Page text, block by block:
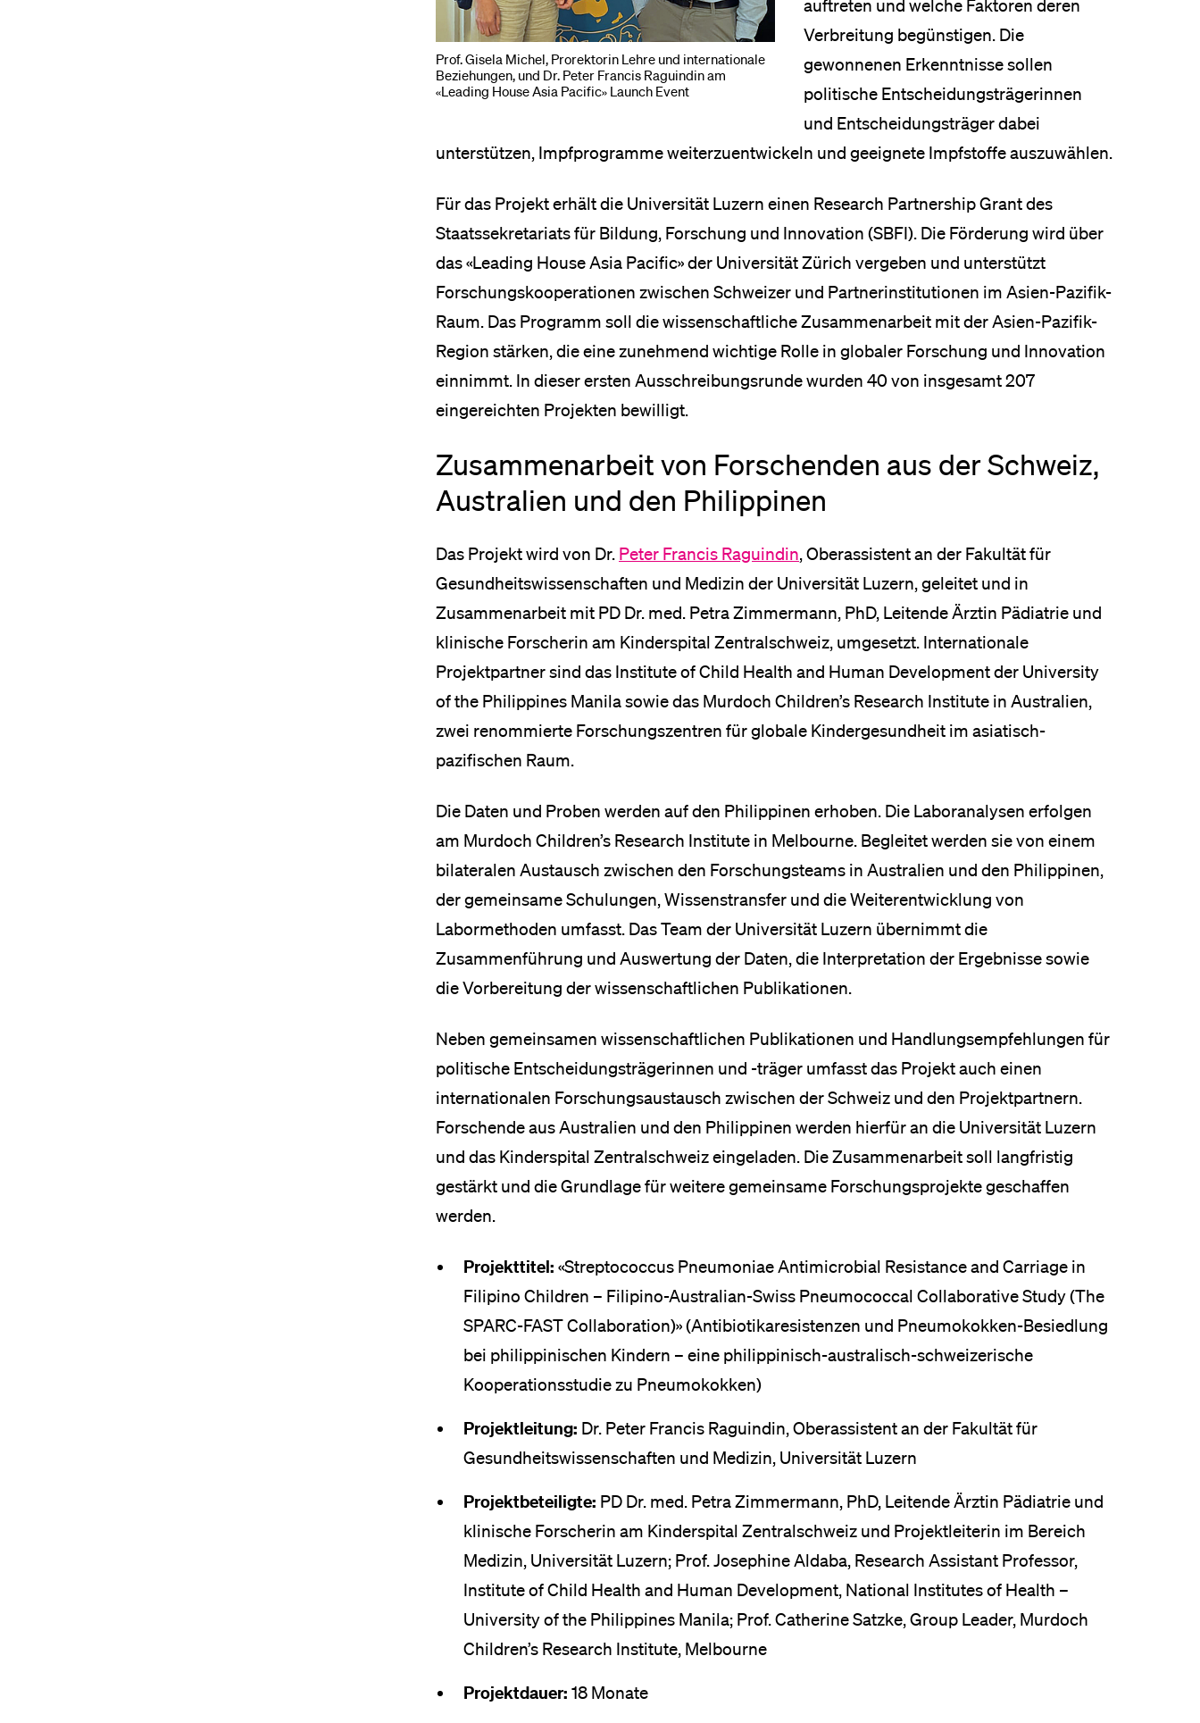
Prof. Gisela Michel, Prorektorin Lehre und internationale
Beziehungen, und Dr. Peter Francis Raguindin am
«Leading House Asia Pacific» Launch Event
auftreten und welche Faktoren deren
Verbreitung begünstigen. Die
gewonnenen Erkenntnisse sollen
politische Entscheidungsträgerinnen
und Entscheidungsträger dabei
unterstützen, Impfprogramme weiterzuentwickeln und geeignete Impfstoffe auszuwählen.
Für das Projekt erhält die Universität Luzern einen Research Partnership Grant des
Staatssekretariats für Bildung, Forschung und Innovation (SBFI). Die Förderung wird über
das «Leading House Asia Pacific» der Universität Zürich vergeben und unterstützt
Forschungskooperationen zwischen Schweizer und Partnerinstitutionen im Asien-Pazifik-
Raum. Das Programm soll die wissenschaftliche Zusammenarbeit mit der Asien-Pazifik-
Region stärken, die eine zunehmend wichtige Rolle in globaler Forschung und Innovation
einnimmt. In dieser ersten Ausschreibungsrunde wurden 40 von insgesamt 207
eingereichten Projekten bewilligt.
Zusammenarbeit von Forschenden aus der Schweiz,
Australien und den Philippinen
Das Projekt wird von Dr. Peter Francis Raguindin, Oberassistent an der Fakultät für
Gesundheitswissenschaften und Medizin der Universität Luzern, geleitet und in
Zusammenarbeit mit PD Dr. med. Petra Zimmermann, PhD, Leitende Ärztin Pädiatrie und
klinische Forscherin am Kinderspital Zentralschweiz, umgesetzt. Internationale
Projektpartner sind das Institute of Child Health and Human Development der University
of the Philippines Manila sowie das Murdoch Children’s Research Institute in Australien,
zwei renommierte Forschungszentren für globale Kindergesundheit im asiatisch-
pazifischen Raum.
Die Daten und Proben werden auf den Philippinen erhoben. Die Laboranalysen erfolgen
am Murdoch Children’s Research Institute in Melbourne. Begleitet werden sie von einem
bilateralen Austausch zwischen den Forschungsteams in Australien und den Philippinen,
der gemeinsame Schulungen, Wissenstransfer und die Weiterentwicklung von
Labormethoden umfasst. Das Team der Universität Luzern übernimmt die
Zusammenführung und Auswertung der Daten, die Interpretation der Ergebnisse sowie
die Vorbereitung der wissenschaftlichen Publikationen.
Neben gemeinsamen wissenschaftlichen Publikationen und Handlungsempfehlungen für
politische Entscheidungsträgerinnen und -träger umfasst das Projekt auch einen
internationalen Forschungsaustausch zwischen der Schweiz und den Projektpartnern.
Forschende aus Australien und den Philippinen werden hierfür an die Universität Luzern
und das Kinderspital Zentralschweiz eingeladen. Die Zusammenarbeit soll langfristig
gestärkt und die Grundlage für weitere gemeinsame Forschungsprojekte geschaffen
werden.
Projekttitel: «Streptococcus Pneumoniae Antimicrobial Resistance and Carriage in
Filipino Children – Filipino-Australian-Swiss Pneumococcal Collaborative Study (The
SPARC-FAST Collaboration)» (Antibiotikaresistenzen und Pneumokokken-Besiedlung
bei philippinischen Kindern – eine philippinisch-australisch-schweizerische
Kooperationsstudie zu Pneumokokken)
Projektleitung: Dr. Peter Francis Raguindin, Oberassistent an der Fakultät für
Gesundheitswissenschaften und Medizin, Universität Luzern
Projektbeteiligte: PD Dr. med. Petra Zimmermann, PhD, Leitende Ärztin Pädiatrie und
klinische Forscherin am Kinderspital Zentralschweiz und Projektleiterin im Bereich
Medizin, Universität Luzern; Prof. Josephine Aldaba, Research Assistant Professor,
Institute of Child Health and Human Development, National Institutes of Health –
University of the Philippines Manila; Prof. Catherine Satzke, Group Leader, Murdoch
Children’s Research Institute, Melbourne
Projektdauer: 18 Monate